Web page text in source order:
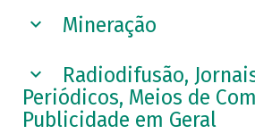
Mineração
Radiodifusão,
Periódicos, Meios de
Publicidade em Geral